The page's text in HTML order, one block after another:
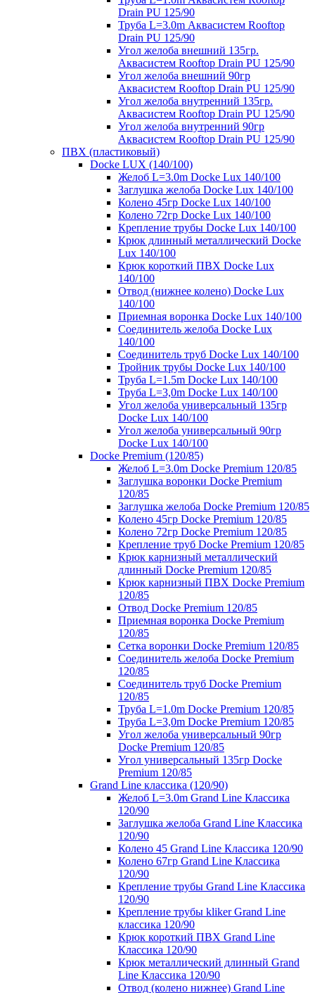
Drain PU 125/90
Труба L=3.0m Аквасистем Rooftop
Drain PU 125/90
Угол желоба внешний 135гр.
Аквасистем Rooftop Drain PU 125/90
Угол желоба внешний 90гр
Аквасистем Rooftop Drain PU 125/90
Угол желоба внутренний 135гр.
Аквасистем Rooftop Drain PU 125/90
Угол желоба внутренний 90гр
Аквасистем Rooftop Drain PU 125/90
ПВХ (пластиковый)
Docke LUX (140/100)
Желоб L=3.0m Docke Lux 140/100
Заглушка желоба Docke Lux 140/100
Колено 45гр Docke Lux 140/100
Колено 72гр Docke Lux 140/100
Крепление трубы Docke Lux 140/100
Крюк длинный металлический Docke
Lux 140/100
Крюк короткий ПВХ Docke Lux
140/100
Отвод (нижнее колено) Docke Lux
140/100
Приемная воронка Docke Lux 140/100
Соединитель желоба Docke Lux
140/100
Соединитель труб Docke Lux 140/100
Тройник трубы Docke Lux 140/100
Труба L=1.5m Docke Lux 140/100
Труба L=3,0m Docke Lux 140/100
Угол желоба универсальный 135гр
Docke Lux 140/100
Угол желоба универсальный 90гр
Docke Lux 140/100
Docke Premium (120/85)
Желоб L=3.0m Docke Premium 120/85
Заглушка воронки Docke Premium
120/85
Заглушка желоба Docke Premium 120/85
Колено 45гр Docke Premium 120/85
Колено 72гр Docke Premium 120/85
Крепление труб Docke Premium 120/85
Крюк карнизный металлический
длинный Docke Premium 120/85
Крюк карнизный ПВХ Docke Premium
120/85
Отвод Docke Premium 120/85
Приемная воронка Docke Premium
120/85
Сетка воронки Docke Premium 120/85
Соединитель желоба Docke Premium
120/85
Соединитель труб Docke Premium
120/85
Труба L=1.0m Docke Premium 120/85
Труба L=3,0m Docke Premium 120/85
Угол желоба универсальный 90гр
Docke Premium 120/85
Угол универсальный 135гр Docke
Premium 120/85
Grand Line классика (120/90)
Желоб L=3.0m Grand Line Классика
120/90
Заглушка желоба Grand Line Классика
120/90
Колено 45 Grand Line Классика 120/90
Колено 67гр Grand Line Классика
120/90
Крепление трубы Grand Line Классика
120/90
Крепление трубы kliker Grand Line
классика 120/90
Крюк короткий ПВХ Grand Line
Классика 120/90
Крюк металлический длинный Grand
Line Классика 120/90
Отвод (колено нижнее) Grand Line